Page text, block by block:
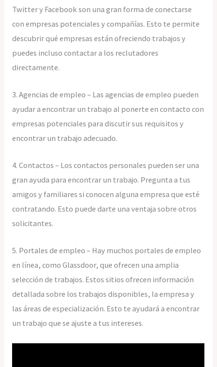
Twitter y Facebook son una gran forma de conectarse
con empresas potenciales y compañías. Esto te permite
descubrir qué empresas están ofreciendo trabajos y
puedes incluso contactar a los reclutadores
directamente.
3. Agencias de empleo – Las agencias de empleo pueden
ayudar a encontrar un trabajo al ponerte en contacto con
empresas potenciales para discutir sus requisitos y
encontrar un trabajo adecuado.
4. Contactos – Los contactos personales pueden ser una
gran ayuda para encontrar un trabajo. Pregunta a tus
amigos y familiares si conocen alguna empresa que esté
contratando. Esto puede darte una ventaja sobre otros
solicitantes.
5. Portales de empleo – Hay muchos portales de empleo
en línea, como Glassdoor, que ofrecen una amplia
selección de trabajos. Estos sitios ofrecen información
detallada sobre los trabajos disponibles, la empresa y
las áreas de especialización. Esto te ayudará a encontrar
un trabajo que se ajuste a tus intereses.